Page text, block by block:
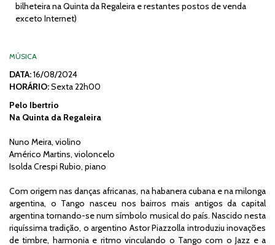
bilheteira na Quinta da Regaleira e restantes postos de venda
exceto Internet)
MÚSICA
DATA:16/08/2024
HORÁRIO:Sexta 22h00
Pelo Ibertrio
Na Quinta da Regaleira
Nuno Meira, violino
Américo Martins, violoncelo
Isolda Crespi Rubio, piano
Com origem nas danças africanas, na habanera cubana e na milonga
argentina, o Tango nasceu nos bairros mais antigos da capital
argentina tornando-se num símbolo musical do país. Nascido nesta
riquíssima tradição, o argentino Astor Piazzolla introduziu inovações
de timbre, harmonia e ritmo vinculando o Tango com o Jazz e a